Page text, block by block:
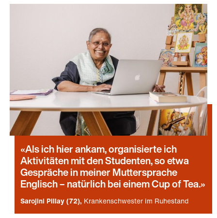
Als ich hier ankam, organisierte ich
Aktivitäten mit den Studenten, so etwa
Gespräche in meiner Muttersprache
Englisch – natürlich bei einem Cup of Tea.
Sarojini Pillay (72) Krankenschwester im Ruhestand